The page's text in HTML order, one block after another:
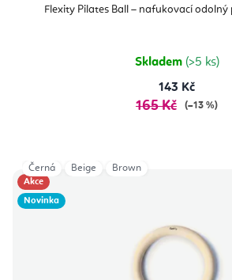
Flexity Pilates Ball – nafukovací odolný
Skladem (>5 ks)
143 Kč
165 Kč (–13 %)
Akce
Novinka
Černá Beige Brown